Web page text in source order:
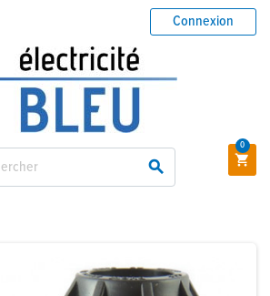

Connexion

0